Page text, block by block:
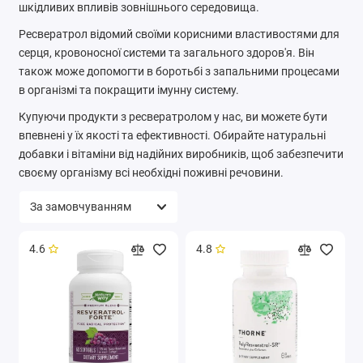
шкідливих впливів зовнішнього середовища.
Ресвератрол відомий своїми корисними властивостями для
серця, кровоносної системи та загального здоров'я. Він
також може допомогти в боротьбі з запальними процесами
в організмі та покращити імунну систему.
Купуючи продукти з ресвератролом у нас, ви можете бути
впевнені у їх якості та ефективності. Обирайте натуральні
добавки і вітаміни від надійних виробників, щоб забезпечити
своєму організму всі необхідні поживні речовини.
4.6 4.8